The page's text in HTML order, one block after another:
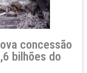
concessão
bilhões do